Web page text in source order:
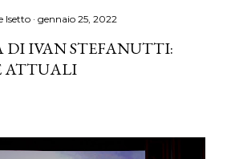
Isetto gennaio 25, 2022
IVAN STEFANUTTI:
ATTUALI